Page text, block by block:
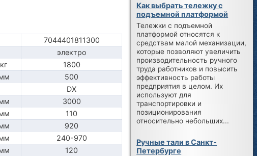
7044401811300
электро
кг
1800
500
DX
3000
110
920
240-970
120
Как выбрать тележку с
подъемной платформой
Тележки с подъемной
платформой относятся к
средствам малой механизации,
которые позволяют увеличить
производительность ручного
труда работников и повысить
эффективность работы
предприятия в целом. Их
используют для
транспортировки и
позиционирования
относительно небольших...
Ручные тали в Санкт-
Петербурге